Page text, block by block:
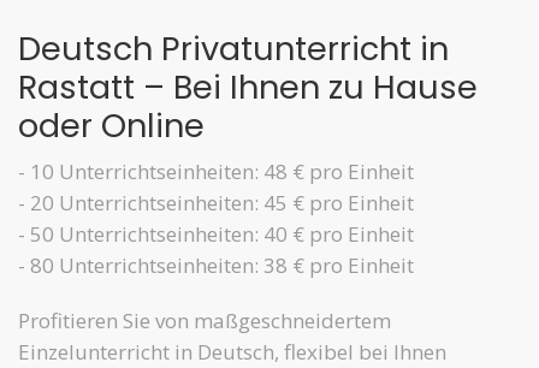
Deutsch Privatunterricht in
Rastatt – Bei Ihnen zu Hause
oder Online
- 10 Unterrichtseinheiten: 48 € pro Einheit
- 20 Unterrichtseinheiten: 45 € pro Einheit
- 50 Unterrichtseinheiten: 40 € pro Einheit
- 80 Unterrichtseinheiten: 38 € pro Einheit
Profitieren Sie von maßgeschneidertem
Einzelunterricht in Deutsch, flexibel bei Ihnen